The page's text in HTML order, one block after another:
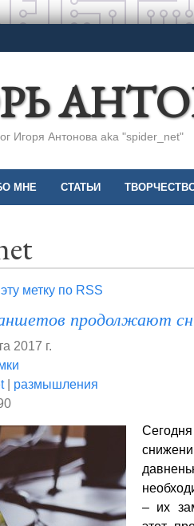
Игоря Антонова aka "spider_net"
МНЕ СТАТЬИ
метку по RSS
продолжают
2017 г.
| размышления
– их